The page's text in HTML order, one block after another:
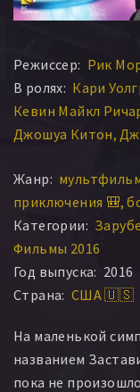
Режиссер: Рик
В ролях: Кари
Кевин Майкл
Джошуа Китон
Фил Моррис
Жанр: мультфильм
приключения 🎒
Категории:
Фильмы 2016
Год выпуска: 2016
Страна: США 🇺🇸
На маленькой
названием
пока не